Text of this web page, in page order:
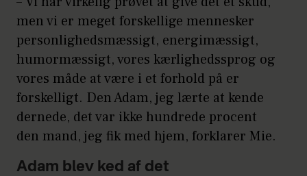
men vi er meget forskellige mennesker
personlighedsmæssigt, energimæssigt,
humormæssigt, vores kærlighedssprog og
vores måde at være i et forhold på er
forskelligt. Den Adam, jeg lærte at kende
dernede, det var ikke hundrede procent
den mand, jeg fik med hjem, forklarer Mie.
Adam blev ked af det